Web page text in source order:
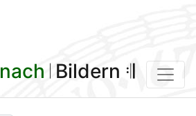
nach 𝄀 Bildern 𝄇